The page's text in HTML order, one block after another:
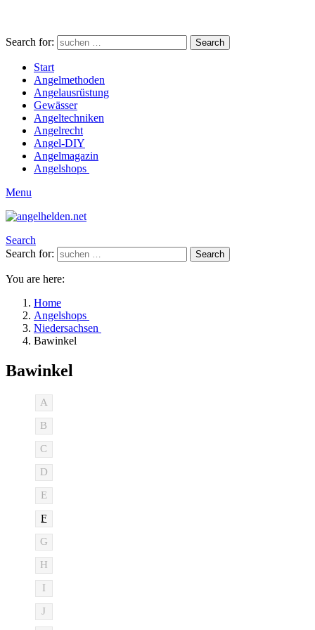
Search for: Search
Start
Angelmethoden
Angelausrüstung
Gewässer
Angeltechniken
Angelrecht
Angel-DIY
Angelmagazin
Angelshops
Menu
Search
Search for:
Search
You are here:
Home
Angelshops
Niedersachsen
Bawinkel
Bawinkel
A
B
C
D
E
F
G
H
I
J